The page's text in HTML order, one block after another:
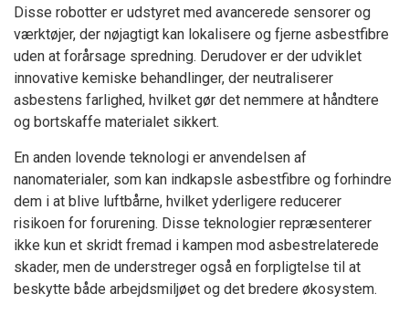
Disse robotter er udstyret med avancerede sensorer og
værktøjer, der nøjagtigt kan lokalisere og fjerne asbestfibre
uden at forårsage spredning. Derudover er der udviklet
innovative kemiske behandlinger, der neutraliserer
asbestens farlighed, hvilket gør det nemmere at håndtere
og bortskaffe materialet sikkert.
En anden lovende teknologi er anvendelsen af
nanomaterialer, som kan indkapsle asbestfibre og forhindre
dem i at blive luftbårne, hvilket yderligere reducerer
risikoen for forurening. Disse teknologier repræsenterer
ikke kun et skridt fremad i kampen mod asbestrelaterede
skader, men de understreger også en forpligtelse til at
beskytte både arbejdsmiljøet og det bredere økosystem.